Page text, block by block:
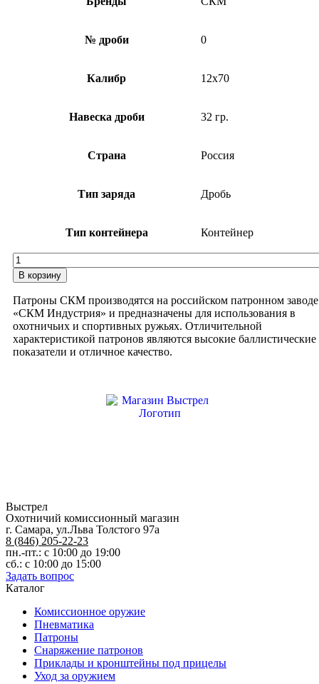
№ дроби 0
Калибр 12х70
Навеска дроби 32 гр.
Страна Россия
Тип заряда Дробь
Тип контейнера Контейнер
Количество
товара
Патрон
12х70
СКМ
0
32г
В корзину
Патроны СКМ производятся на российском патронном заводе
«СКМ Индустрия» и предназначены для использования в
охотничьих и спортивных ружьях. Отличительной
характеристикой патронов являются высокие баллистические
показатели и отличное качество.
Выстрел
Охотничий комиссионный магазин
г. Самара, ул.Льва Толстого 97а
8 (846) 205-22-23
пн.-пт.: с 10:00 до 19:00
сб.: с 10:00 до 15:00
Задать вопрос
Каталог
Комиссионное оружие
Пневматика
Патроны
Снаряжение патронов
Приклады и кронштейны под прицелы
Уход за оружием